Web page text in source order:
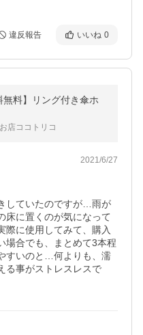
違反報告 いいね 0
無料】リング付き傘ホ
店ココトリコ
2021/6/27
していたのですが…雨が
床に置くのが気になって
際に使用してみて、購入
場合でも、まとめて3本程
すいのと…何よりも、濡
る事がストレスレスで